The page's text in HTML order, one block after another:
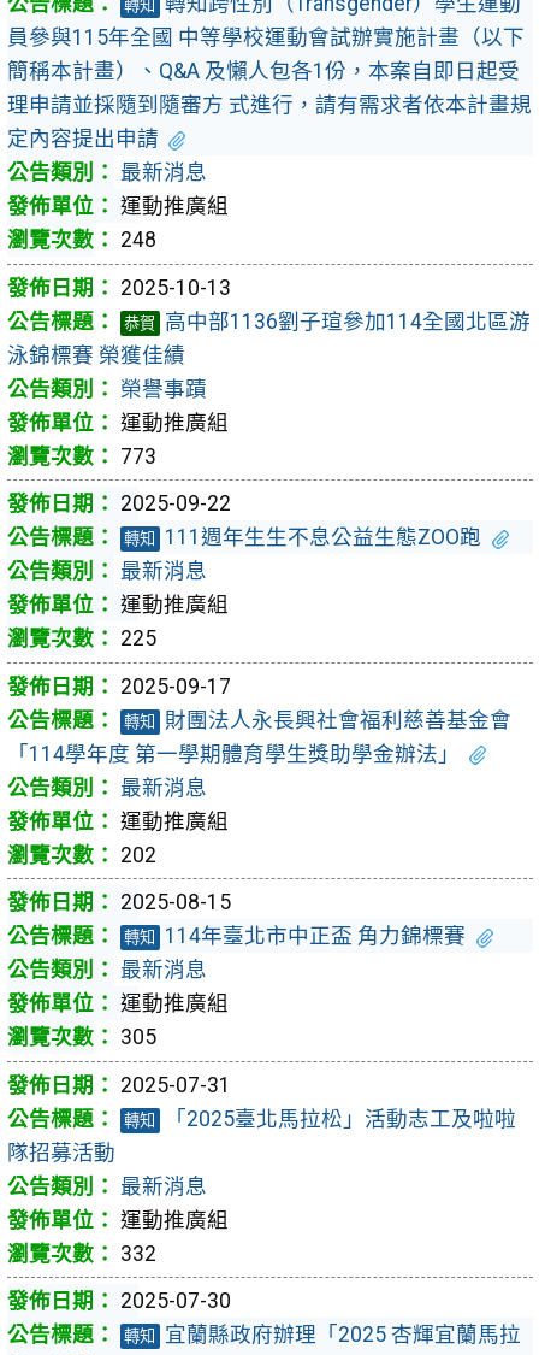
轉知
員參與115年全國 中等學校運動會試辦實施計畫（以下
簡稱本計畫）、Q&A 及懶人包各1份，本案自即日起受
理申請並採隨到隨審方 式進行，請有需求者依本計畫規
定內容提出申請
最新消息
運動推廣組
248
2025-10-13
恭賀
高中部1136劉子瑄參加114全國北區游
泳錦標賽 榮獲佳績
榮譽事蹟
運動推廣組
773
2025-09-22
轉知
111週年生生不息公益生態ZOO跑
最新消息
運動推廣組
225
2025-09-17
轉知
財團法人永長興社會福利慈善基金會
「114學年度 第一學期體育學生獎助學金辦法」
最新消息
運動推廣組
202
2025-08-15
轉知
114年臺北市中正盃 角力錦標賽
最新消息
運動推廣組
305
2025-07-31
轉知
「2025臺北馬拉松」活動志工及啦啦
隊招募活動
最新消息
運動推廣組
332
2025-07-30
轉知
宜蘭縣政府辦理「2025 杏輝宜蘭馬拉